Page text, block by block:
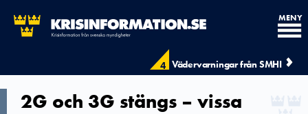
4 Vädervarningar från SMHI
MENY
2G och 3G stängs – vissa